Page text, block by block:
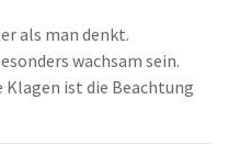
als man denkt.
wachsam sein.
ist die Beachtung